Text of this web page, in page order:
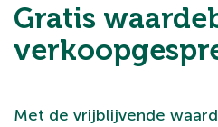
Gratis
Met de vrijblijvende